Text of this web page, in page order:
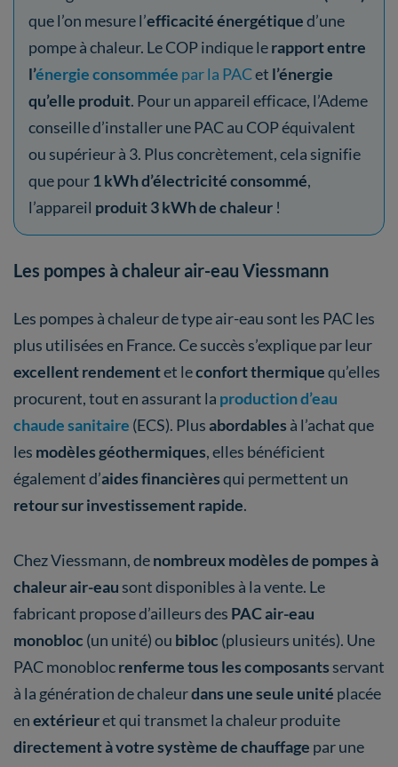
que l’on mesure l’efficacité énergétiqued’une
pompe à chaleur. Le COP indique lerapport entre
l’énergie consommée par la PACet l’énergie
qu’elle produit. Pour un appareil efficace, l’Ademe
conseille d’installer une PAC au COP équivalent
ou supérieur à 3. Plus concrètement, cela signifie
que pour1 kWh d’électricité consommé,
l’appareil produit 3 kWh de chaleur !
Les pompes à chaleur air-eau Viessmann
Les pompes à chaleur de type air-eau sont les PAC les
plus utilisées en France. Ce succès s’explique par leur
excellent rendementet leconfort thermiquequ’elles
procurent, tout en assurant la production d’eau
chaude sanitaire (ECS). Plusabordables à l’achat que
les modèles géothermiques, elles bénéficient
également d’aides financièresqui permettent un
retour sur investissement rapide.
Chez Viessmann, denombreux modèles de pompes à
chaleur air-eau sont disponibles à la vente. Le
fabricant propose d’ailleurs des PAC air-eau
monobloc (un unité) ou bibloc (plusieurs unités). Une
PAC monoblocrenferme tous les composants servant
à la génération de chaleurdans une seule unité placée
enextérieuret qui transmet la chaleur produite
directement à votre système de chauffage par une